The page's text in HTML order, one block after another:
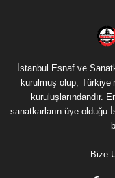
İstanbul Esnaf ve
kurulmuş olup,
kuruluşlarındandır.
sanatkarların üye olduğu
Bize